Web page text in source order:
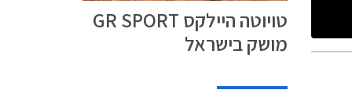
טויוטה היילקס GR SPORT
מושק בישראל